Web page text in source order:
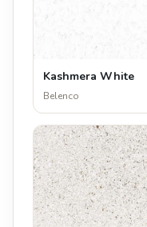
Kashmera White
Belenco